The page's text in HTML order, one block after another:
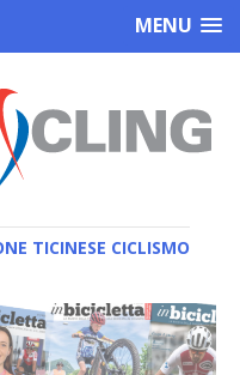
MENU
TICINESE CICLISMO